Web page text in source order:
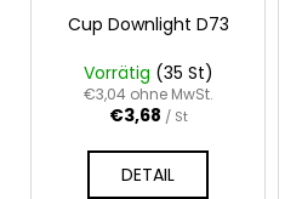
Cup Downlight D73
Vorrätig (35 St)
€3,04 ohne MwSt.
€3,68 / St
DETAIL